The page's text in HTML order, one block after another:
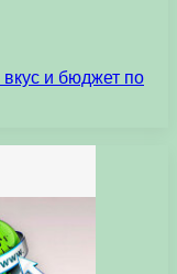
и бюджет по